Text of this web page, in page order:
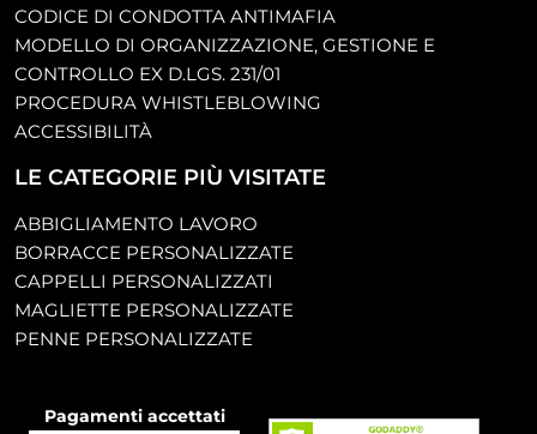
CODICE DI CONDOTTA ANTIMAFIA
MODELLO DI ORGANIZZAZIONE, GESTIONE E
CONTROLLO EX D.LGS. 231/01
PROCEDURA WHISTLEBLOWING
ACCESSIBILITÀ
LE CATEGORIE PIÙ VISITATE
ABBIGLIAMENTO LAVORO
BORRACCE PERSONALIZZATE
CAPPELLI PERSONALIZZATI
MAGLIETTE PERSONALIZZATE
PENNE PERSONALIZZATE
Pagamenti accettati